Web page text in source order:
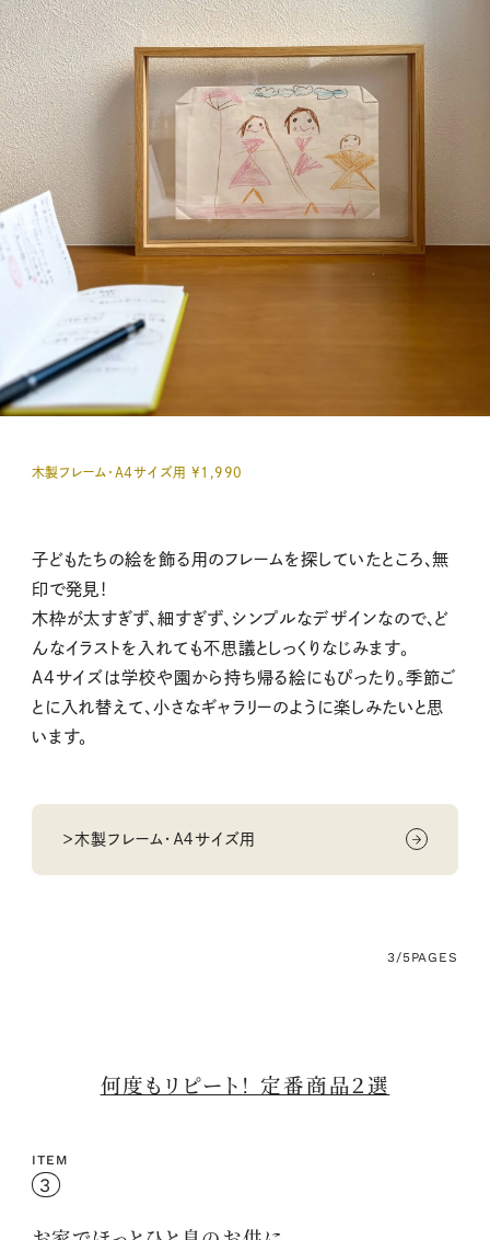
木製フレーム・Ａ４サイズ用 ¥1,990
子どもたちの絵を飾る用のフレームを探していたところ、無
印で発見！
木枠が太すぎず、細すぎず、シンプルなデザインなので、ど
んなイラストを入れても不思議としっくりなじみます。
A4サイズは学校や園から持ち帰る絵にもぴったり。季節ご
とに入れ替えて、小さなギャラリーのように楽しみたいと思
います。
＞木製フレーム・Ａ４サイズ用
3/5PAGES
何度もリピート！ 定番商品２選
ITEM
3